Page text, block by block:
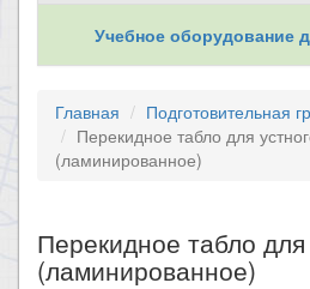
Учебное оборудование
Главная
Подготовительная
Перекидное табло для
(ламинированное)
Перекидное табло для
(ламинированное)